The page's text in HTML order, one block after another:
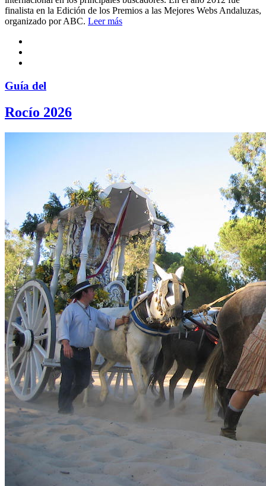
finalista en la Edición de los Premios a las Mejores Webs Andaluzas,
organizado por ABC. Leer más
Guía del
Rocío 2026